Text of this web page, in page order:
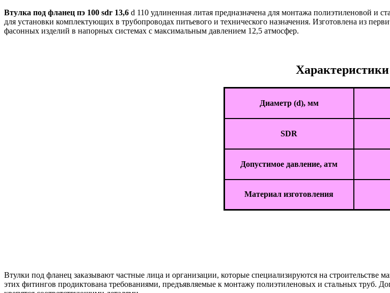
Втулка под фланец пэ 100 sdr 13,6 d 110 удлиненная литая предназначена для монтажа полиэтиленовой и
для установки комплектующих в трубопроводах питьевого и технического назначения. Изготовлена из
фасонных изделий в напорных системах с максимальным давлением 12,5 атмосфер.
Характеристики
Диаметр (d), мм
SDR
Допустимое давление, атм
Материал изготовления
Втулки под фланец заказывают частные лица и организации, которые специализируются на
этих фитингов продиктована требованиями, предъявляемые к монтажу полиэтиленовых и стальных труб.